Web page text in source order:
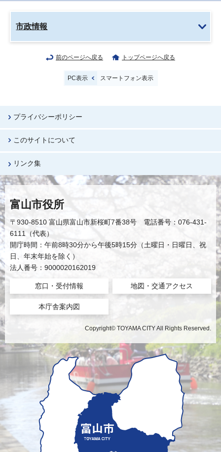
市政情報
前のページへ戻る トップページへ戻る
PC表示 スマートフォン表示
プライバシーポリシー
このサイトについて
リンク集
富山市役所
〒930-8510 富山県富山市新桜町7番38号 電話番号：076-431-
6111（代表）
開庁時間：午前8時30分から午後5時15分（土曜日・日曜日、祝
日、年末年始を除く）
法人番号：9000020162019
窓口・受付情報 地図・交通アクセス
本庁舎案内図
Copyright© TOYAMA CITY All Rights Reserved.